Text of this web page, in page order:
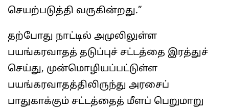
செயற்படுத்தி வருகின்றது.”
தற்போது நாட்டில் அமுலிலுள்ள
பயங்கரவாதத் தடுப்புச் சட்டத்தை இரத்துச்
செய்து, முன்மொழியப்பட்டுள்ள
பயங்கரவாதத்திலிருந்து அரசைப்
பாதுகாக்கும் சட்டத்தைத் மீளப் பெறுமாறு